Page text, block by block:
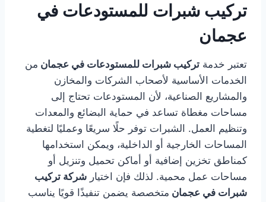
تركيب شبرات للمستودعات في
عجمان
تعتبر خدمة تركيب شبرات للمستودعات في عجمان من
الخدمات الأساسية لأصحاب الشركات والمخازن
والمشاريع الصناعية، لأن المستودعات تحتاج إلى
مساحات مغطاة تساعد في حماية البضائع والمعدات
وتنظيم العمل. الشبرات توفر حلًا سريعًا وعمليًا لتغطية
المساحات الخارجية أو الداخلية، ويمكن استخدامها
كمناطق تخزين إضافية أو أماكن تحميل وتنزيل أو
مساحات عمل محمية. لذلك فإن اختيار شركة تركيب
شبرات في عجمان متخصصة يضمن تنفيذًا قويًا يناسب